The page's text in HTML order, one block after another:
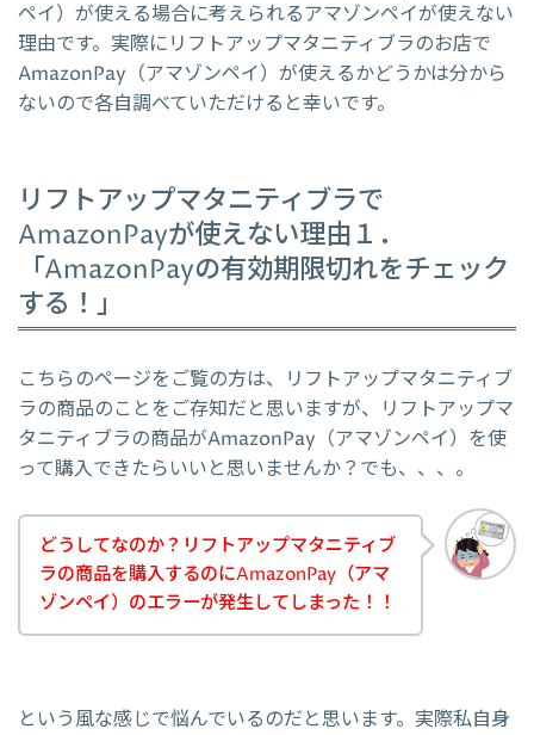
ペイ）が使える場合に考えられるアマゾンペイが使えない
理由です。実際にリフトアップマタニティブラのお店で
AmazonPay（アマゾンペイ）が使えるかどうかは分から
ないので各自調べていただけると幸いです。
リフトアップマタニティブラで
AmazonPayが使えない理由１．
「AmazonPayの有効期限切れをチェック
する！」
こちらのページをご覧の方は、リフトアップマタニティブ
ラの商品のことをご存知だと思いますが、リフトアップマ
タニティブラの商品がAmazonPay（アマゾンペイ）を使
って購入できたらいいと思いませんか？でも、、、。
どうしてなのか？リフトアップマタニティブ
ラの商品を購入するのにAmazonPay（アマ
ゾンペイ）のエラーが発生してしまった！！
という風な感じで悩んでいるのだと思います。実際私自身